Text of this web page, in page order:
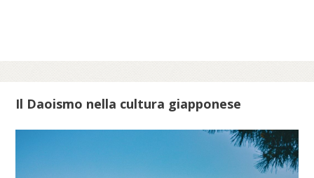
Il Daoismo nella cultura giapponese